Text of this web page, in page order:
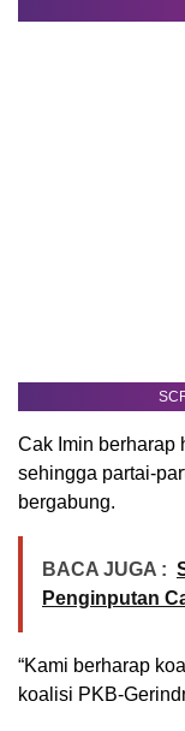
Cak Imin berharap
sehingga partai-
bergabung.
BACA JUGA :
Penginputan
“Kami berharap
koalisi PKB-